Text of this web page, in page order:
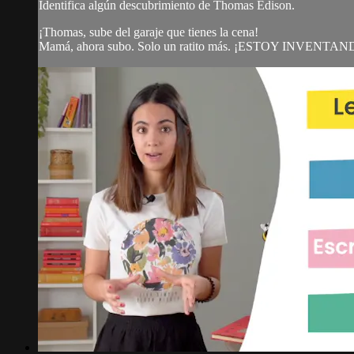
Identifica algún descubrimiento de Thomas Edison.
¡Thomas, sube del garaje que tienes la cena!
Mamá, ahora subo. Solo un ratito más. ¡ESTOY